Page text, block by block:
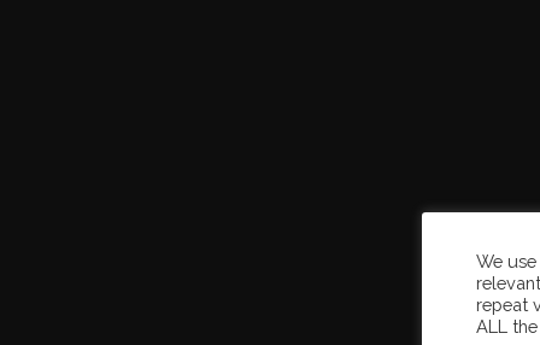
We
repeat
ALL